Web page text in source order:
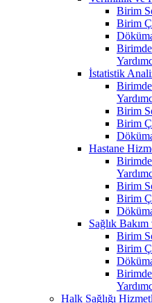
Birim
Birim
İstatistik
Birim
Birim
Hastane
Birim
Birim
Sağlık
Birim
Birim
Halk Sağlığı